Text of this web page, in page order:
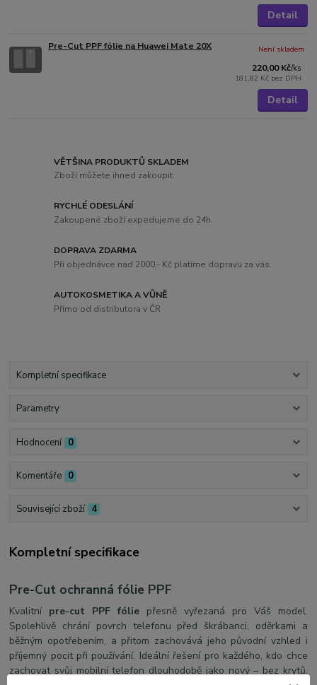
Detail
Pre-Cut PPF fólie na Huawei Mate 20X
220,00 Kč/ks
181,82 Kč bez DPH
Není skladem
Detail
VĚTŠINA PRODUKTŮ SKLADEM
Zboží můžete ihned zakoupit.
RYCHLÉ ODESLÁNÍ
Zakoupené zboží expedujeme do 24h.
DOPRAVA ZDARMA
Při objednávce nad 2000,- Kč platíme dopravu za vás.
AUTOKOSMETIKA A VŮNĚ
Přímo od distributora v ČR
Kompletní specifikace
Parametry
Hodnocení 0
Komentáře 0
Související zboží 4
Kompletní specifikace
Pre-Cut ochranná fólie PPF
Kvalitní pre-cut PPF fólie přesně vyřezaná pro Váš model.
Spolehlivě chrání povrch telefonu před škrábanci, oděrkami a
běžným opotřebením, a přitom zachovává jeho původní vzhled i
příjemný pocit při používání. Ideální řešení pro každého, kdo chce
zachovat svůj mobilní telefon dlouhodobě jako nový – bez krytů,